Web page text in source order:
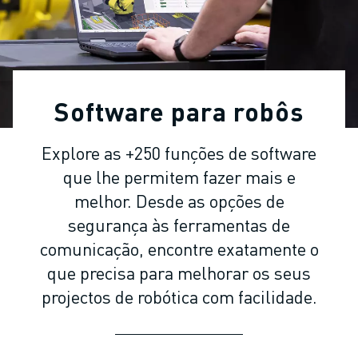
ROBÔS INDUSTRIAIS
ROBÔS COLABORATIVOS
GAMA DE ROBÔS
CONTROLADORES DE ROBÔ
SOFTWARE PARA ROBÔS
PRODUTOS DE ROBÓTICA EDUCACIONAL
AUTOMAÇÃO DE ROBÔS
ROBÔS DE SOLDADURA POR ARCO
SÉRIE ARC MATE
SÉRIE M-710
SÉRIE M-900
ROBÔS DELTA
Software para robôs
Explore as +250 funções de software
que lhe permitem fazer mais e
melhor. Desde as opções de
segurança às ferramentas de
comunicação, encontre exatamente o
que precisa para melhorar os seus
projectos de robótica com facilidade.